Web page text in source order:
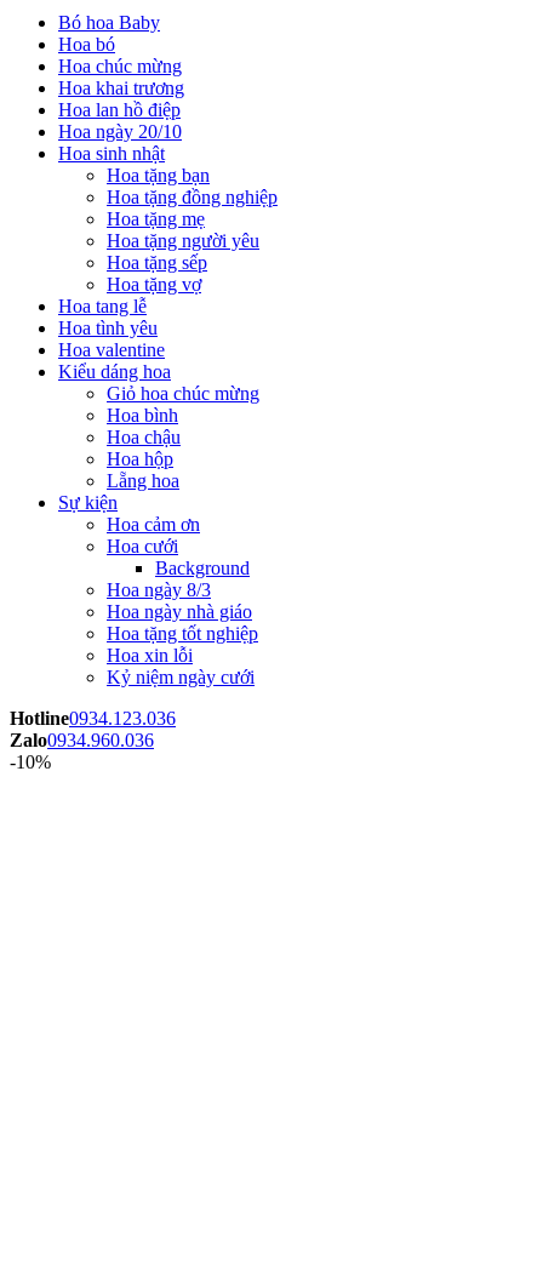
Bó hoa Baby
Hoa bó
Hoa chúc mừng
Hoa khai trương
Hoa lan hồ điệp
Hoa ngày 20/10
Hoa sinh nhật
Hoa tặng bạn
Hoa tặng đồng nghiệp
Hoa tặng mẹ
Hoa tặng người yêu
Hoa tặng sếp
Hoa tặng vợ
Hoa tang lễ
Hoa tình yêu
Hoa valentine
Kiểu dáng hoa
Giỏ hoa chúc mừng
Hoa bình
Hoa chậu
Hoa hộp
Lẵng hoa
Sự kiện
Hoa cảm ơn
Hoa cưới
Background
Hoa ngày 8/3
Hoa ngày nhà giáo
Hoa tặng tốt nghiệp
Hoa xin lỗi
Kỷ niệm ngày cưới
Hotline0934.123.036
Zalo0934.960.036
-10%